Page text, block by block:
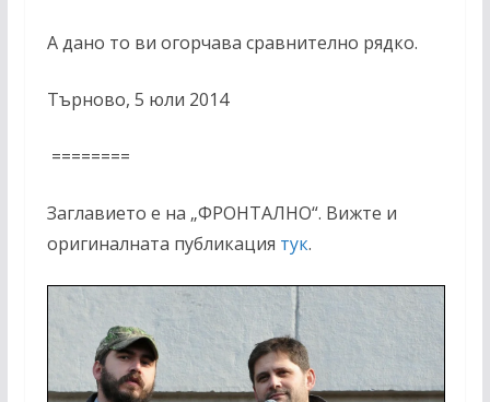
А дано то ви огорчава сравнително рядко.
Търново, 5 юли 2014
========
Заглавието е на „ФРОНТАЛНО“. Вижте и
оригиналната публикация тук.